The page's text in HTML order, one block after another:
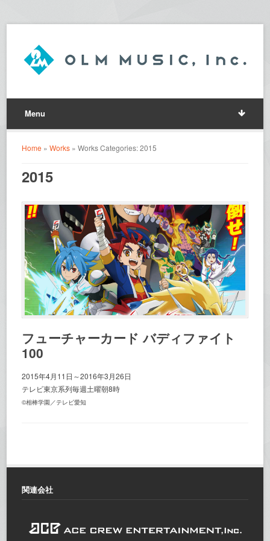
Menu
Home »Works » Works Categories: 2015
2015
フューチャーカード バディファイト
100
2015年4月11日～2016年3月26日
テレビ東京系列毎週土曜朝8時
©相棒学園／テレビ愛知
関連会社